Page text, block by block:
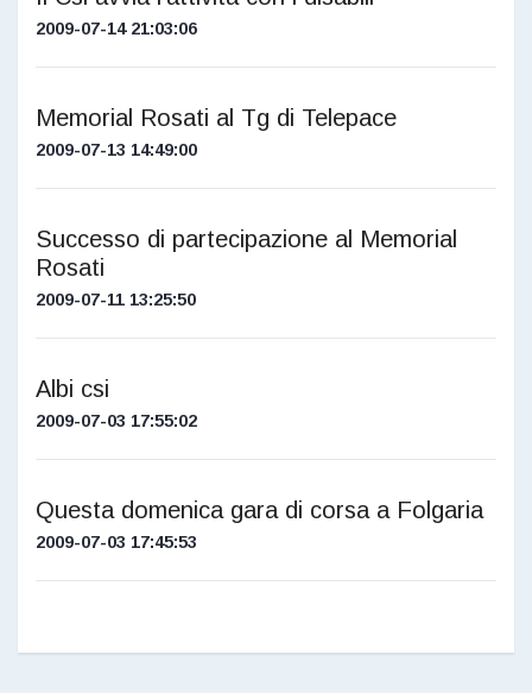
2009-07-14 21:03:06
Memorial Rosati al Tg di Telepace
2009-07-13 14:49:00
Successo di partecipazione al Memorial
Rosati
2009-07-11 13:25:50
Albi csi
2009-07-03 17:55:02
Questa domenica gara di corsa a Folgaria
2009-07-03 17:45:53